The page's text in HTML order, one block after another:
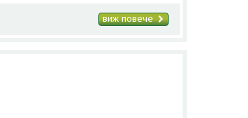
виж повече